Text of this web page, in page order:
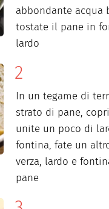
abbondante acqua
tostate il pane in
lardo
In un tegame di
strato di pane,
unite un poco di
fontina, fate un
verza, lardo e
pane